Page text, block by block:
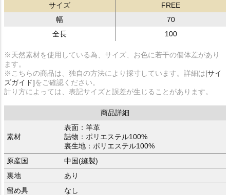
サイズ
FREE
幅
70
全長
100
※天然素材を使用している為、サイズ、お色に若干の個体差があり
ます。
※こちらの商品は、独自の方法により採寸しています。詳細は[サイ
ズガイド]をご確認ください。
計り方によっては、表記サイズと誤差が生じることがあります。
商品詳細
素材
表面：羊革
詰物：ポリエステル100%
裏生地：ポリエステル100%
原産国
中国(縫製)
裏地
あり
留め具
なし